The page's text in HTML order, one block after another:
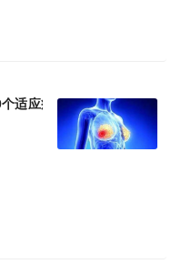
适应症：治疗高危早期